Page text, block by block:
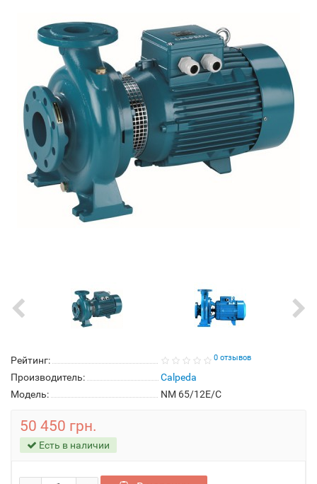
Рейтинг: 0 отзывов
Производитель:
Calpeda
Модель:
NM 65/12E/C
50 450 грн.
Есть в наличии